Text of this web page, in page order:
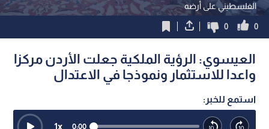
الفلسطيني على أرضه
0
0
العيسوي: الرؤية الملكية جعلت الأردن مركزا
واعدا للاستثمار ونموذجا في الاعتدال
استمع للخبر:
0:00
1x